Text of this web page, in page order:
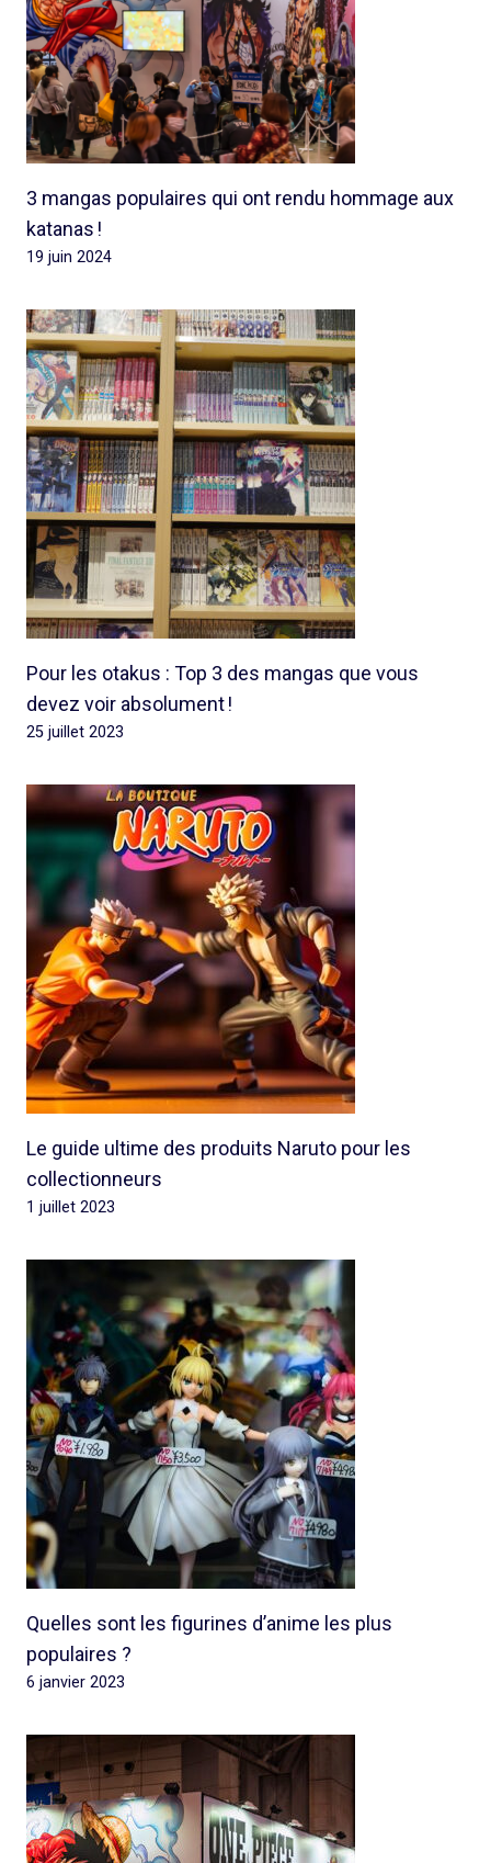
3 mangas populaires qui ont rendu hommage aux
katanas !
19 juin 2024
Pour les otakus : Top 3 des mangas que vous
devez voir absolument !
25 juillet 2023
Le guide ultime des produits Naruto pour les
collectionneurs
1 juillet 2023
Quelles sont les figurines d’anime les plus
populaires ?
6 janvier 2023